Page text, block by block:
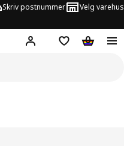
Skriv postnummer Velg varehus
Hej! Logg innHuskeliste